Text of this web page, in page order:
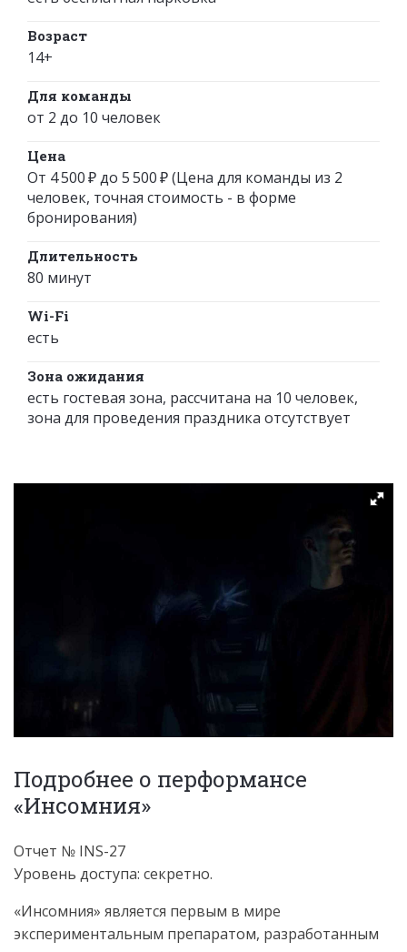
Возраст
14+
Для команды
от 2 до 10 человек
Цена
От 4 500 ₽ до 5 500 ₽ (Цена для команды из 2
человек, точная стоимость - в форме
бронирования)
Длительность
80 минут
Wi-Fi
есть
Зона ожидания
есть гостевая зона, рассчитана на 10 человек,
зона для проведения праздника отсутствует
Подробнее о перформансе
«Инсомния»
Отчет № INS-27
Уровень доступа: секретно.
«Инсомния» является первым в мире
экспериментальным препаратом, разработанным